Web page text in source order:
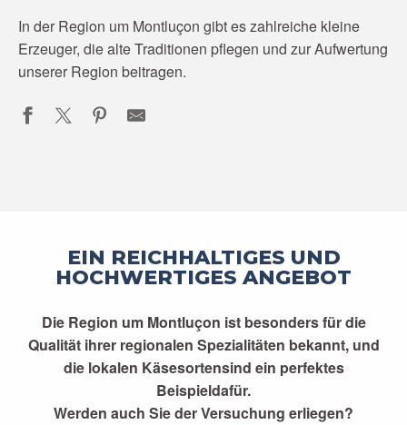
In der Region um Montluçon gibt es zahlreiche kleine
Erzeuger, die alte Traditionen pflegen und zur Aufwertung
unserer Region beitragen.
EIN REICHHALTIGES UND
HOCHWERTIGES ANGEBOT
Die Region um Montluçon ist besonders für die
Qualität ihrer regionalen Spezialitäten bekannt, und
die lokalen Käsesortensind ein perfektes
Beispieldafür.
Werden auch Sie der Versuchung erliegen?